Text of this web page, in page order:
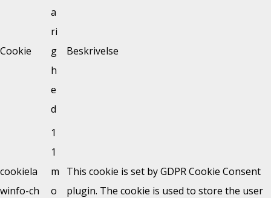
Cookie
a
ri
g
h
e
d
Beskrivelse
cookiela
winfo-ch
1
1
m
o
This cookie is set by GDPR Cookie Consent
plugin. The cookie is used to store the user